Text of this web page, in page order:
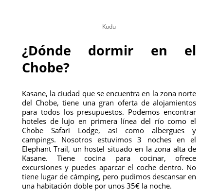
Kudu
¿Dónde dormir en el
Chobe?
Kasane, la ciudad que se encuentra en la zona norte
del Chobe, tiene una gran oferta de alojamientos
para todos los presupuestos. Podemos encontrar
hoteles de lujo en primera línea del río como el
Chobe Safari Lodge, así como albergues y
campings. Nosotros estuvimos 3 noches en el
Elephant Trail, un hostel situado en la zona alta de
Kasane. Tiene cocina para cocinar, ofrece
excursiones y puedes aparcar el coche dentro. No
tiene lugar de cámping, pero pudimos descansar en
una habitación doble por unos 35€ la noche.